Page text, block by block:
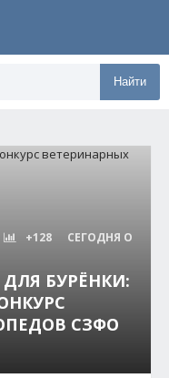
Найти
+128
СЕГОДНЯ О
БУРЁНКИ:
СЗФО